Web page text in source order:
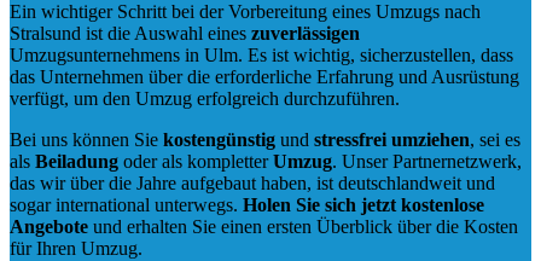
Ein wichtiger Schritt bei der Vorbereitung eines Umzugs nach
Stralsund ist die Auswahl eines zuverlässigen
Umzugsunternehmens in Ulm. Es ist wichtig, sicherzustellen, dass
das Unternehmen über die erforderliche Erfahrung und Ausrüstung
verfügt, um den Umzug erfolgreich durchzuführen.
Bei uns können Sie kostengünstig und stressfrei umziehen, sei es
als Beiladung oder als kompletterUmzug. Unser Partnernetzwerk,
das wir über die Jahre aufgebaut haben, ist deutschlandweit und
sogar international unterwegs. Holen Sie sich jetzt kostenlose
Angebote und erhalten Sie einen ersten Überblick über die Kosten
für Ihren Umzug.